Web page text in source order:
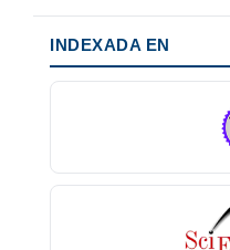
INDEXADA EN